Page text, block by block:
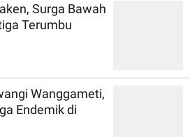
Surga Bawah
Terumbu
Wanggameti,
Endemik di